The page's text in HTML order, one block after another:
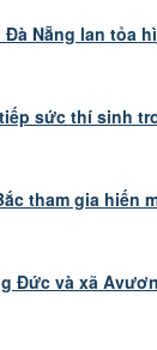
Nẵng lan tỏa
sức thí sinh
tham gia hiến
Đức và xã